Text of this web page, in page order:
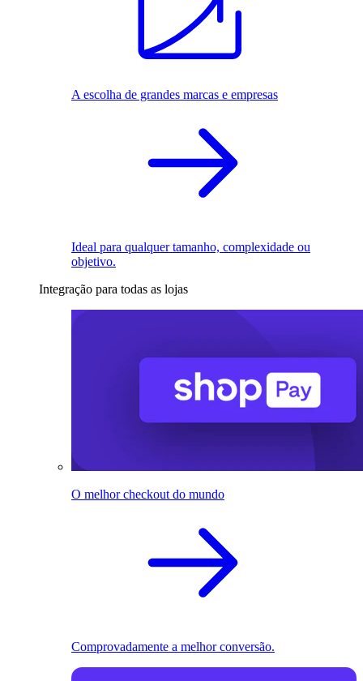
A escolha de grandes marcas e empresas
Ideal para qualquer tamanho, complexidade ou
objetivo.
Integração para todas as lojas
O melhor checkout do mundo
Comprovadamente a melhor conversão.